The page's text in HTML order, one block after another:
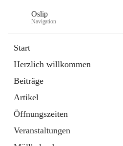
Oslip
Navigation
Start
Herzlich willkommen
Beiträge
Artikel
Öffnungszeiten
Veranstaltungen
Externe Webseite
in
Tab
Bundeskanzleramt Österreich
Externe Webseite
öffnet
in
neuem
Tab